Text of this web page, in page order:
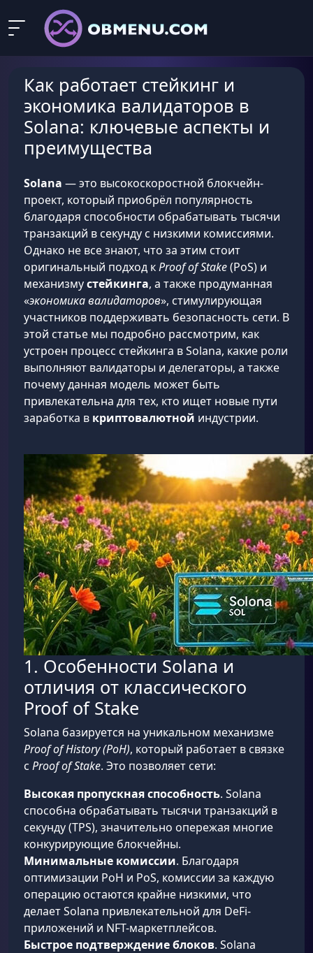
Как работает стейкинг и
экономика валидаторов в
Solana: ключевые аспекты и
преимущества
Solana — это высокоскоростной блокчейн-
проект, который приобрёл популярность
благодаря способности обрабатывать тысячи
транзакций в секунду с низкими комиссиями.
Однако не все знают, что за этим стоит
оригинальный подход кProof of Stake(PoS) и
механизмустейкинга, а также продуманная
«экономика валидаторов», стимулирующая
участников поддерживать безопасность сети. В
этой статье мы подробно рассмотрим, как
устроен процесс стейкинга в Solana, какие роли
выполняют валидаторы и делегаторы, а также
почему данная модель может быть
привлекательна для тех, кто ищет новые пути
заработка в криптовалютной индустрии.
1. Особенности Solana и
отличия от классического
Proof of Stake
Solana базируется на уникальном механизме
Proof of History (PoH), который работает в связке
с Proof of Stake. Это позволяет сети:
Высокая пропускная способность. Solana
способна обрабатывать тысячи транзакций в
секунду (TPS), значительно опережая многие
конкурирующие блокчейны.
Минимальные комиссии. Благодаря
оптимизации PoH и PoS, комиссии за каждую
операцию остаются крайне низкими, что
делает Solana привлекательной для DeFi-
приложений и NFT-маркетплейсов.
Быстрое подтверждение блоков. Solana